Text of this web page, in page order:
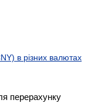
в різних валютах
перерахунку